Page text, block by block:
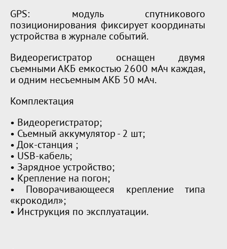
GPS: модуль спутникового
позиционирования фиксирует координаты
устройства в журнале событий.
Видеорегистратор оснащен двумя
съемными АКБ емкостью 2600 мАч каждая,
и одним несъемным АКБ 50 мАч.
Комплектация
• Видеорегистратор;
• Съемный аккумулятор - 2 шт;
• Док-станция ;
• USB-кабель;
• Зарядное устройство;
• Крепление на погон;
• Поворачивающееся крепление типа
«крокодил»;
• Инструкция по эксплуатации.